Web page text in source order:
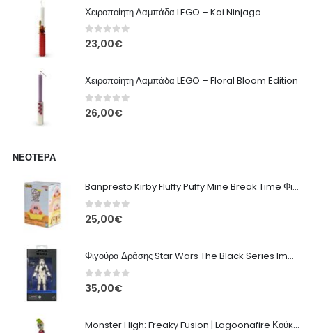
Χειροποίητη Λαμπάδα LEGO – Kai Ninjago
0out of 5
23,00€
Χειροποίητη Λαμπάδα LEGO – Floral Bloom Edition
0out of 5
26,00€
ΝΕΌΤΕΡΑ
Banpresto Kirby Fluffy Puffy Mine Break Time Φιγούρα – Α' Έκδοση
0out of 5
25,00€
Φιγούρα Δράσης Star Wars The Black Series Imperial Remnant Stormtrooper #05
0out of 5
35,00€
Monster High: Freaky Fusion | Lagoonafire Κούκλα Mattel 2013 - 28εκ